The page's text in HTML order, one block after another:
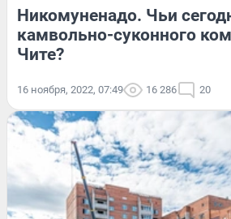
Никомуненадо. Чьи
камвольно-суконного
Чите?
16 ноября, 2022, 07:49 16 286 20